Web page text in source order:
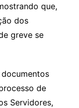
que,
dos
greve se
documentos
de
Servidores,